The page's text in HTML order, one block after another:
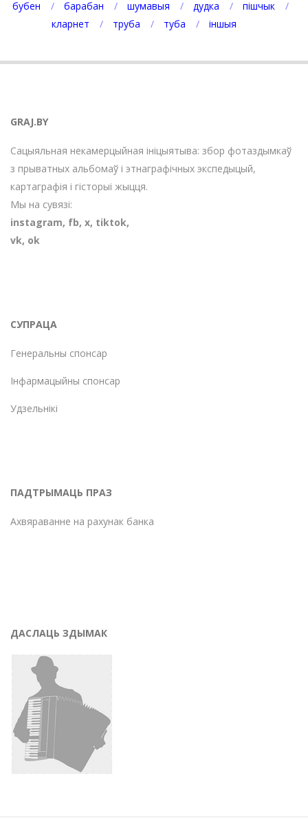
бубен
барабан шумавыя дудка
пішчык
кларнет
труба туба іншыя
GRAJ.BY
Сацыяльная некамерцыйная ініцыятыва: збор фотаздымкаў
з прыватных альбомаў і этнаграфічных экспедыцый,
картаграфія і гісторыі жыцця.
Мы на сувязі:
instagram, fb, х, tiktok,
vk, ok
СУПРАЦА
Генеральны спонсар
Інфармацыйны спонсар
Удзельнікі
ПАДТРЫМАЦЬ ПРАЗ
Ахвяраванне на рахунак банка
ДАСЛАЦЬ ЗДЫМАК